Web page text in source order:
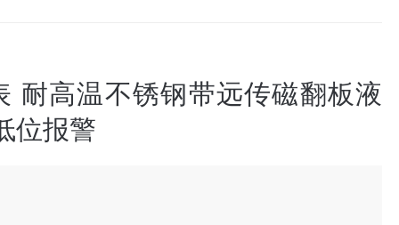
耐高温不锈钢带远传磁翻板液
位报警